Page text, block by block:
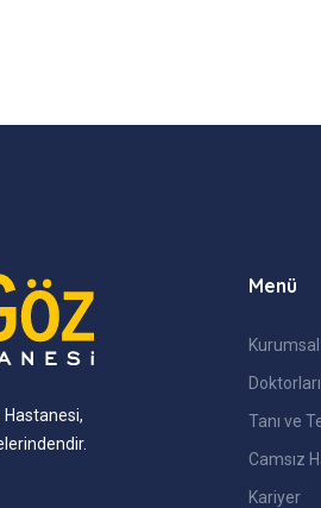
Hastanesi,
Menü
Kurumsal
Tanı ve
Camsız
Kariyer